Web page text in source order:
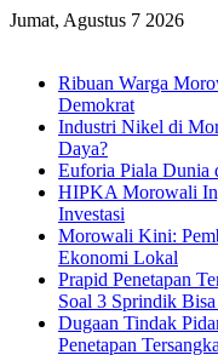
Jumat, Agustus 7 2026
Ribuan Warga
Demokrat
Industri Nikel di
Daya?
Euforia Piala Dunia
HIPKA Morowali
Investasi
Morowali Kini:
Ekonomi Lokal
Prapid Penetapan
Soal 3 Sprindik
Dugaan Tindak
Penetapan